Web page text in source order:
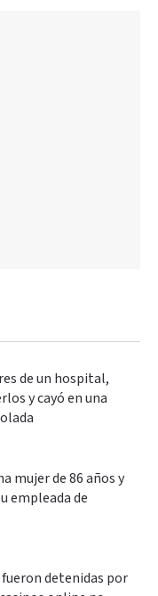
de un hospital,
y cayó en una
mujer de 86 años y
empleada de
fueron detenidas por